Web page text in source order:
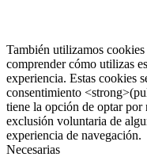
También utilizamos
comprender cómo utilizas
experiencia. Estas cookies
consentimiento
tiene la opción de optar por
exclusión voluntaria de
experiencia de navegación.
Necesarias